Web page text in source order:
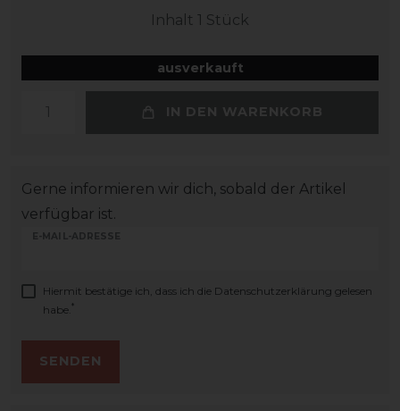
Inhalt 1 Stück
ausverkauft
IN DEN WARENKORB
Gerne informieren wir dich, sobald der Artikel
verfügbar ist.
E-MAIL-ADRESSE
Hiermit bestätige ich, dass ich die Daten­schutz­erklärung gelesen
habe. *
SENDEN